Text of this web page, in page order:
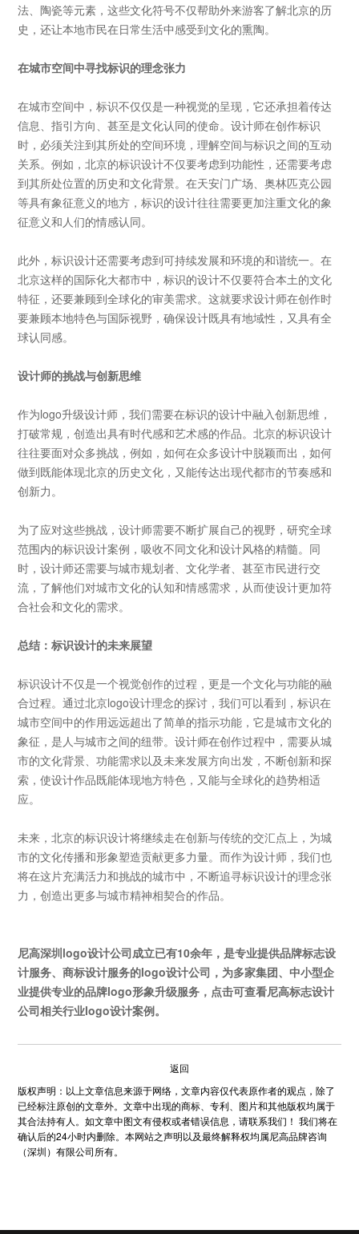
法、陶瓷等元素，这些文化符号不仅帮助外来游客了解北京的历
史，还让本地市民在日常生活中感受到文化的熏陶。
在城市空间中寻找标识的理念张力
在城市空间中，标识不仅仅是一种视觉的呈现，它还承担着传达
信息、指引方向、甚至是文化认同的使命。设计师在创作标识
时，必须关注到其所处的空间环境，理解空间与标识之间的互动
关系。例如，北京的标识设计不仅要考虑到功能性，还需要考虑
到其所处位置的历史和文化背景。在天安门广场、奥林匹克公园
等具有象征意义的地方，标识的设计往往需要更加注重文化的象
征意义和人们的情感认同。
此外，标识设计还需要考虑到可持续发展和环境的和谐统一。在
北京这样的国际化大都市中，标识的设计不仅要符合本土的文化
特征，还要兼顾到全球化的审美需求。这就要求设计师在创作时
要兼顾本地特色与国际视野，确保设计既具有地域性，又具有全
球认同感。
设计师的挑战与创新思维
作为logo升级设计师，我们需要在标识的设计中融入创新思维，
打破常规，创造出具有时代感和艺术感的作品。北京的标识设计
往往要面对众多挑战，例如，如何在众多设计中脱颖而出，如何
做到既能体现北京的历史文化，又能传达出现代都市的节奏感和
创新力。
为了应对这些挑战，设计师需要不断扩展自己的视野，研究全球
范围内的标识设计案例，吸收不同文化和设计风格的精髓。同
时，设计师还需要与城市规划者、文化学者、甚至市民进行交
流，了解他们对城市文化的认知和情感需求，从而使设计更加符
合社会和文化的需求。
总结：标识设计的未来展望
标识设计不仅是一个视觉创作的过程，更是一个文化与功能的融
合过程。通过北京logo设计理念的探讨，我们可以看到，标识在
城市空间中的作用远远超出了简单的指示功能，它是城市文化的
象征，是人与城市之间的纽带。设计师在创作过程中，需要从城
市的文化背景、功能需求以及未来发展方向出发，不断创新和探
索，使设计作品既能体现地方特色，又能与全球化的趋势相适
应。
未来，北京的标识设计将继续走在创新与传统的交汇点上，为城
市的文化传播和形象塑造贡献更多力量。而作为设计师，我们也
将在这片充满活力和挑战的城市中，不断追寻标识设计的理念张
力，创造出更多与城市精神相契合的作品。
尼高深圳logo设计公司成立已有10余年，是专业提供品牌标志设
计服务、商标设计服务的logo设计公司 ，为多家集团、中小型企
业提供专业的品牌logo形象升级服务，点击可查看尼高标志设计
公司相关行业logo设计案例。
返回
版权声明：以上文章信息来源于网络，文章内容仅代表原作者的观点，除了
已经标注原创的文章外。文章中出现的商标、专利、图片和其他版权均属于
其合法持有人。如文章中图文有侵权或者错误信息，请联系我们！ 我们将在
确认后的24小时内删除。本网站之声明以及最终解释权均属尼高品牌咨询
（深圳）有限公司所有。